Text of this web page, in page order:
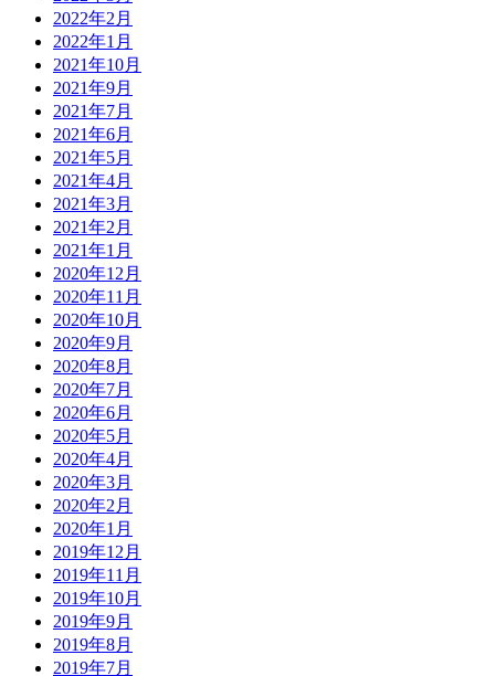
2022年2月
2022年1月
2021年10月
2021年9月
2021年7月
2021年6月
2021年5月
2021年4月
2021年3月
2021年2月
2021年1月
2020年12月
2020年11月
2020年10月
2020年9月
2020年8月
2020年7月
2020年6月
2020年5月
2020年4月
2020年3月
2020年2月
2020年1月
2019年12月
2019年11月
2019年10月
2019年9月
2019年8月
2019年7月